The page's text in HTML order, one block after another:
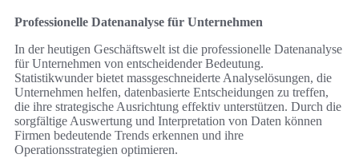
Professionelle Datenanalyse für Unternehmen
In der heutigen Geschäftswelt ist die professionelle Datenanalyse
für Unternehmen von entscheidender Bedeutung.
Statistikwunder bietet massgeschneiderte Analyselösungen, die
Unternehmen helfen, datenbasierte Entscheidungen zu treffen,
die ihre strategische Ausrichtung effektiv unterstützen. Durch die
sorgfältige Auswertung und Interpretation von Daten können
Firmen bedeutende Trends erkennen und ihre
Operationsstrategien optimieren.